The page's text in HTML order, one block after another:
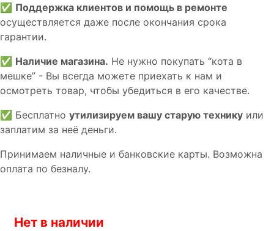
✅ Поддержка клиентов и помощь в ремонте
осуществляется даже после окончания срока
гарантии.
✅ Наличие магазина. Не нужно покупать “кота в
мешке” - Вы всегда можете приехать к нам и
осмотреть товар, чтобы убедиться в его качестве.
✅ Бесплатно утилизируем вашу старую технику или
заплатим за неё деньги.
Принимаем наличные и банковские карты. Возможна
оплата по безналу.
Нет в наличии